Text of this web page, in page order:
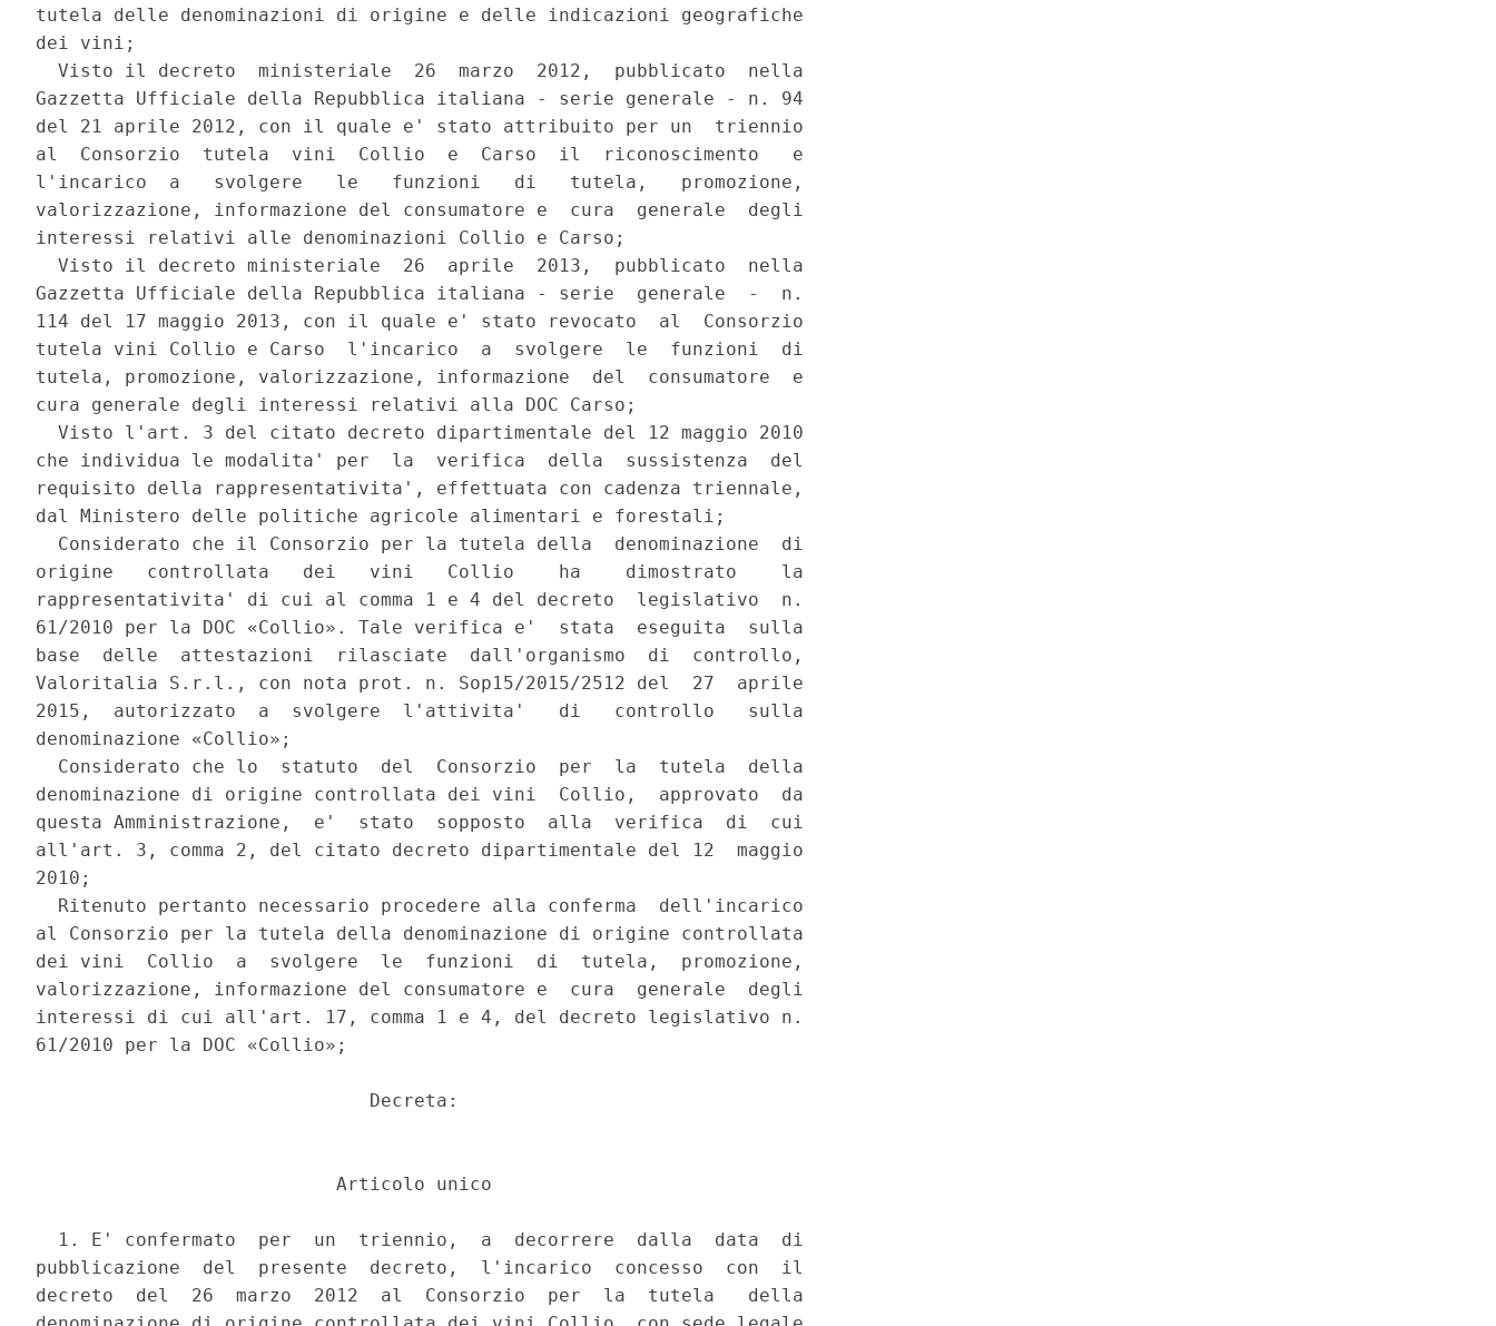
tutela delle denominazioni di origine e delle indicazioni geografiche
dei vini;
  Visto il decreto  ministeriale  26  marzo  2012,  pubblicato  nella
Gazzetta Ufficiale della Repubblica italiana - serie generale - n. 94
del 21 aprile 2012, con il quale e' stato attribuito per un  triennio
al  Consorzio  tutela  vini  Collio  e  Carso  il  riconoscimento   e
l'incarico  a   svolgere   le   funzioni   di   tutela,   promozione,
valorizzazione, informazione del consumatore e  cura  generale  degli
interessi relativi alle denominazioni Collio e Carso;
  Visto il decreto ministeriale  26  aprile  2013,  pubblicato  nella
Gazzetta Ufficiale della Repubblica italiana - serie  generale  -  n.
114 del 17 maggio 2013, con il quale e' stato revocato  al  Consorzio
tutela vini Collio e Carso  l'incarico  a  svolgere  le  funzioni  di
tutela, promozione, valorizzazione, informazione  del  consumatore  e
cura generale degli interessi relativi alla DOC Carso;
  Visto l'art. 3 del citato decreto dipartimentale del 12 maggio 2010
che individua le modalita' per  la  verifica  della  sussistenza  del
requisito della rappresentativita', effettuata con cadenza triennale,
dal Ministero delle politiche agricole alimentari e forestali;
  Considerato che il Consorzio per la tutela della  denominazione  di
origine   controllata   dei   vini   Collio    ha    dimostrato    la
rappresentativita' di cui al comma 1 e 4 del decreto  legislativo  n.
61/2010 per la DOC «Collio». Tale verifica e'  stata  eseguita  sulla
base  delle  attestazioni  rilasciate  dall'organismo  di  controllo,
Valoritalia S.r.l., con nota prot. n. Sop15/2015/2512 del  27  aprile
2015,  autorizzato  a  svolgere  l'attivita'   di   controllo   sulla
denominazione «Collio»;
  Considerato che lo  statuto  del  Consorzio  per  la  tutela  della
denominazione di origine controllata dei vini  Collio,  approvato  da
questa Amministrazione,  e'  stato  sopposto  alla  verifica  di  cui
all'art. 3, comma 2, del citato decreto dipartimentale del 12  maggio
2010;
  Ritenuto pertanto necessario procedere alla conferma  dell'incarico
al Consorzio per la tutela della denominazione di origine controllata
dei vini  Collio  a  svolgere  le  funzioni  di  tutela,  promozione,
valorizzazione, informazione del consumatore e  cura  generale  degli
interessi di cui all'art. 17, comma 1 e 4, del decreto legislativo n.
61/2010 per la DOC «Collio»;
                              Decreta:
                           Articolo unico
  1. E' confermato  per  un  triennio,  a  decorrere  dalla  data  di
pubblicazione  del  presente  decreto,  l'incarico  concesso  con  il
decreto  del  26  marzo  2012  al  Consorzio  per  la  tutela   della